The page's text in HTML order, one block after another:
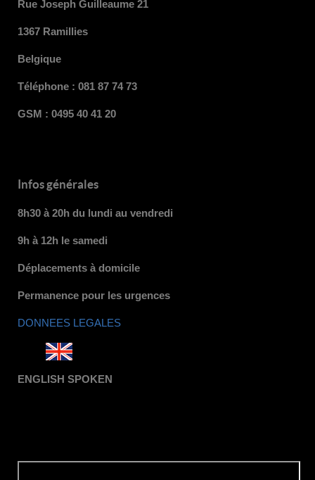
Rue Joseph Guilleaume 21
1367 Ramillies
Belgique
Téléphone : 081 87 74 73
GSM : 0495 40 41 20
Infos générales
8h30 à 20h du lundi au vendredi
9h à 12h le samedi
Déplacements à domicile
Permanence pour les urgences
DONNEES LEGALES
ENGLISH SPOKEN